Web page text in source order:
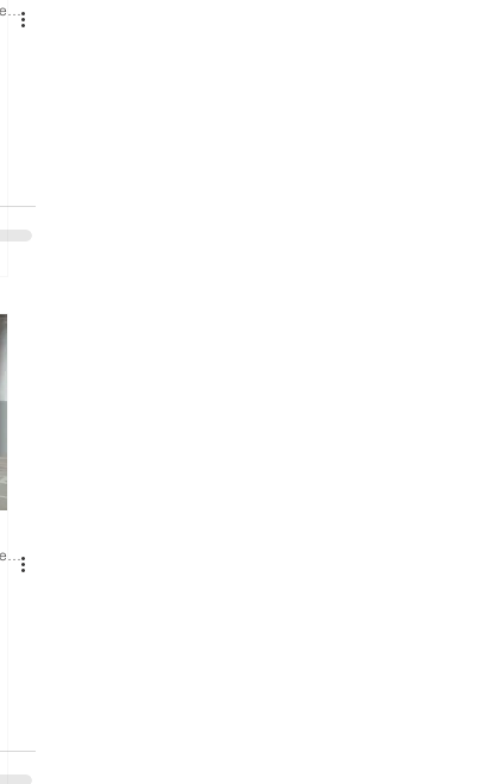
BH Renovo Reformas Prediais BH: Limpeza Manutenção Predial Fachada
BH Renovo Reformas Prediais BH: Limpeza Manutenção Predial Fachada